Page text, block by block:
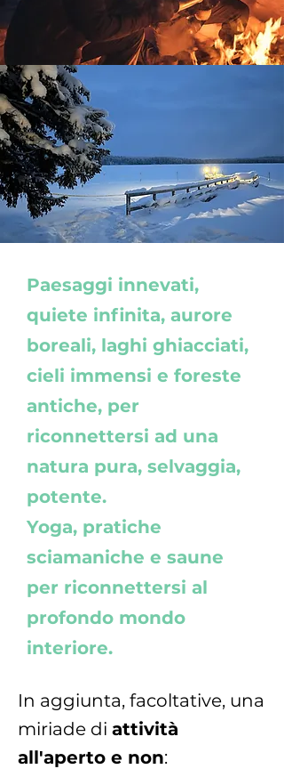
Paesaggi innevati,
quiete infinita, aurore
boreali, laghi ghiacciati,
cieli immensi e foreste
antiche, per
riconnettersi ad una
natura pura, selvaggia,
potente.
Yoga, pratiche
sciamaniche e saune
per riconnettersi al
profondo mondo
interiore.
In aggiunta, facoltative, una
miriade di attività
all'aperto e non: